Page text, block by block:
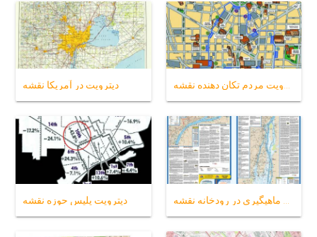
دیترویت در آمریکا نقشه دیترویت مردم تکان دهنده نقشه
دیترویت پلیس حوزه نقشه